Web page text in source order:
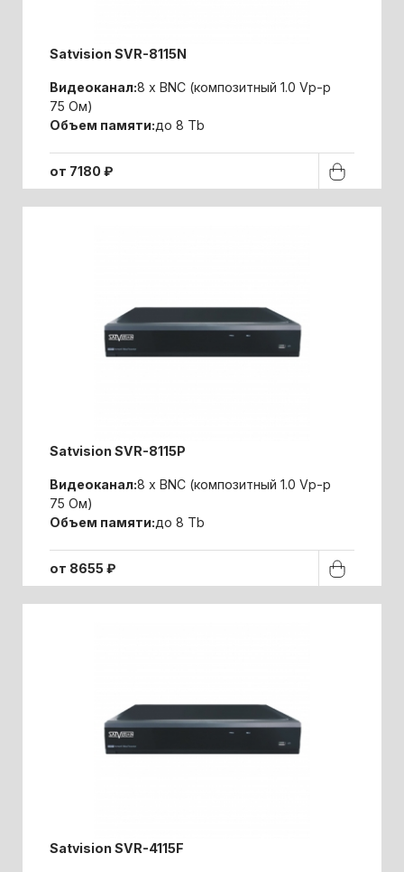
Satvision SVR-8115N
Видеоканал:8 x BNC (композитный 1.0 Vp-p
75 Ом)
Объем памяти:до 8 Tb
от 7180 ₽
Satvision SVR-8115P
Видеоканал:8 x BNC (композитный 1.0 Vp-p
75 Ом)
Объем памяти:до 8 Tb
от 8655 ₽
Satvision SVR-4115F